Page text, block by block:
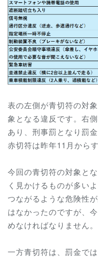
表の左側が青切符の対
象となる違反です。右
あり、刑事罰となり罰
赤切符は昨年11月から
今回の青切符の対象と
く見かけるものが多い
つながるような危険性
はなかったのですが、
めなければなりません。
一方青切符は、罰金で